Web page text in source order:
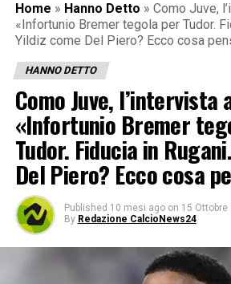
Home » Hanno Detto » Como Juve,
«Infortunio Bremer tegola per Tudor.
Yildiz come Del Piero? Ecco cosa
HANNO DETTO
Como Juve, l’intervista
«Infortunio Bremer
Tudor. Fiducia in
Del Piero? Ecco cosa
Published 10 mesi ago on 15 Ottobre
By Redazione CalcioNews24